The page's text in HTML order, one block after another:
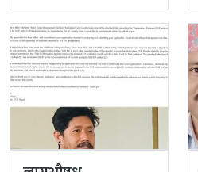
विभागका नासु मस्राङ्गी
भ्रष्टाचारी ठहर